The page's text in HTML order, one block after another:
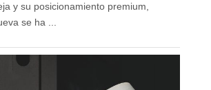
y su posicionamiento premium,
se ha ...